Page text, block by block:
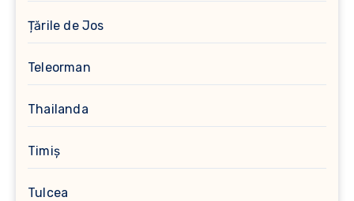
Țările de Jos
Teleorman
Thailanda
Timiș
Tulcea